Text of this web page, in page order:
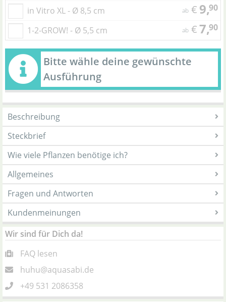
in Vitro XL - Ø 8,5 cm
ab € 9,90
1-2-GROW! - Ø 5,5 cm ab €7,90
Bitte wähle deine gewünschte
Ausführung
Beschreibung
Steckbrief
Wie viele Pflanzen benötige ich?
Allgemeines
Fragen und Antworten
Kundenmeinungen
Wir sind für Dich da!
FAQ lesen
huhu@aquasabi.de
+49 531 2086358